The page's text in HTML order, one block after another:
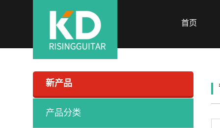
首页
新产品
产品分类